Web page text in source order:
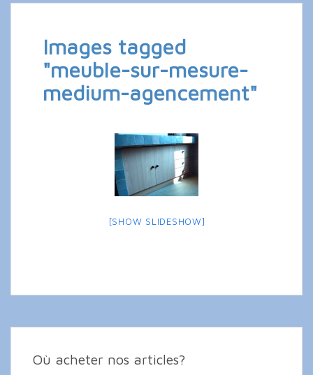
Images tagged
"meuble-sur-mesure-
medium-agencement"
[SHOW SLIDESHOW]
Où acheter nos articles?